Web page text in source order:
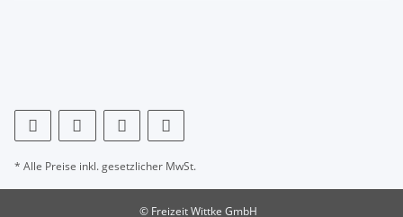
* Alle Preise inkl. gesetzlicher MwSt.
© Freizeit Wittke GmbH